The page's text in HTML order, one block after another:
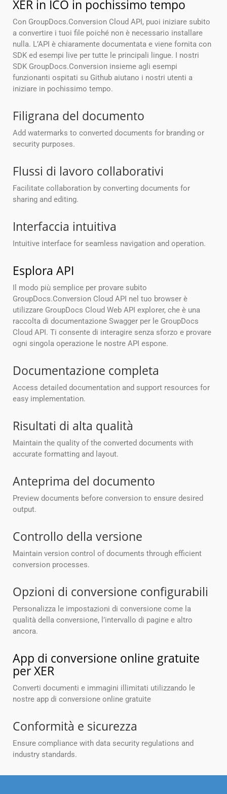
XER in ICO in pochissimo tempo
Con GroupDocs.Conversion Cloud API, puoi iniziare subito
a convertire i tuoi file poiché non è necessario installare
nulla. L’API è chiaramente documentata e viene fornita con
SDK ed esempi live per tutte le principali lingue. I nostri
SDK GroupDocs.Conversion insieme agli esempi
funzionanti ospitati su Github aiutano i nostri utenti a
iniziare in pochissimo tempo.
Filigrana del documento
Add watermarks to converted documents for branding or
security purposes.
Flussi di lavoro collaborativi
Facilitate collaboration by converting documents for
sharing and editing.
Interfaccia intuitiva
Intuitive interface for seamless navigation and operation.
Esplora API
Il modo più semplice per provare subito
GroupDocs.Conversion Cloud API nel tuo browser è
utilizzare GroupDocs Cloud Web API explorer, che è una
raccolta di documentazione Swagger per le GroupDocs
Cloud API. Ti consente di interagire senza sforzo e provare
ogni singola operazione le nostre API espone.
Documentazione completa
Access detailed documentation and support resources for
easy implementation.
Risultati di alta qualità
Maintain the quality of the converted documents with
accurate formatting and layout.
Anteprima del documento
Preview documents before conversion to ensure desired
output.
Controllo della versione
Maintain version control of documents through efficient
conversion processes.
Opzioni di conversione configurabili
Personalizza le impostazioni di conversione come la
qualità della conversione, l’intervallo di pagine e altro
ancora.
App di conversione online gratuite
per XER
Converti documenti e immagini illimitati utilizzando le
nostre app di conversione online gratuite
Conformità e sicurezza
Ensure compliance with data security regulations and
industry standards.